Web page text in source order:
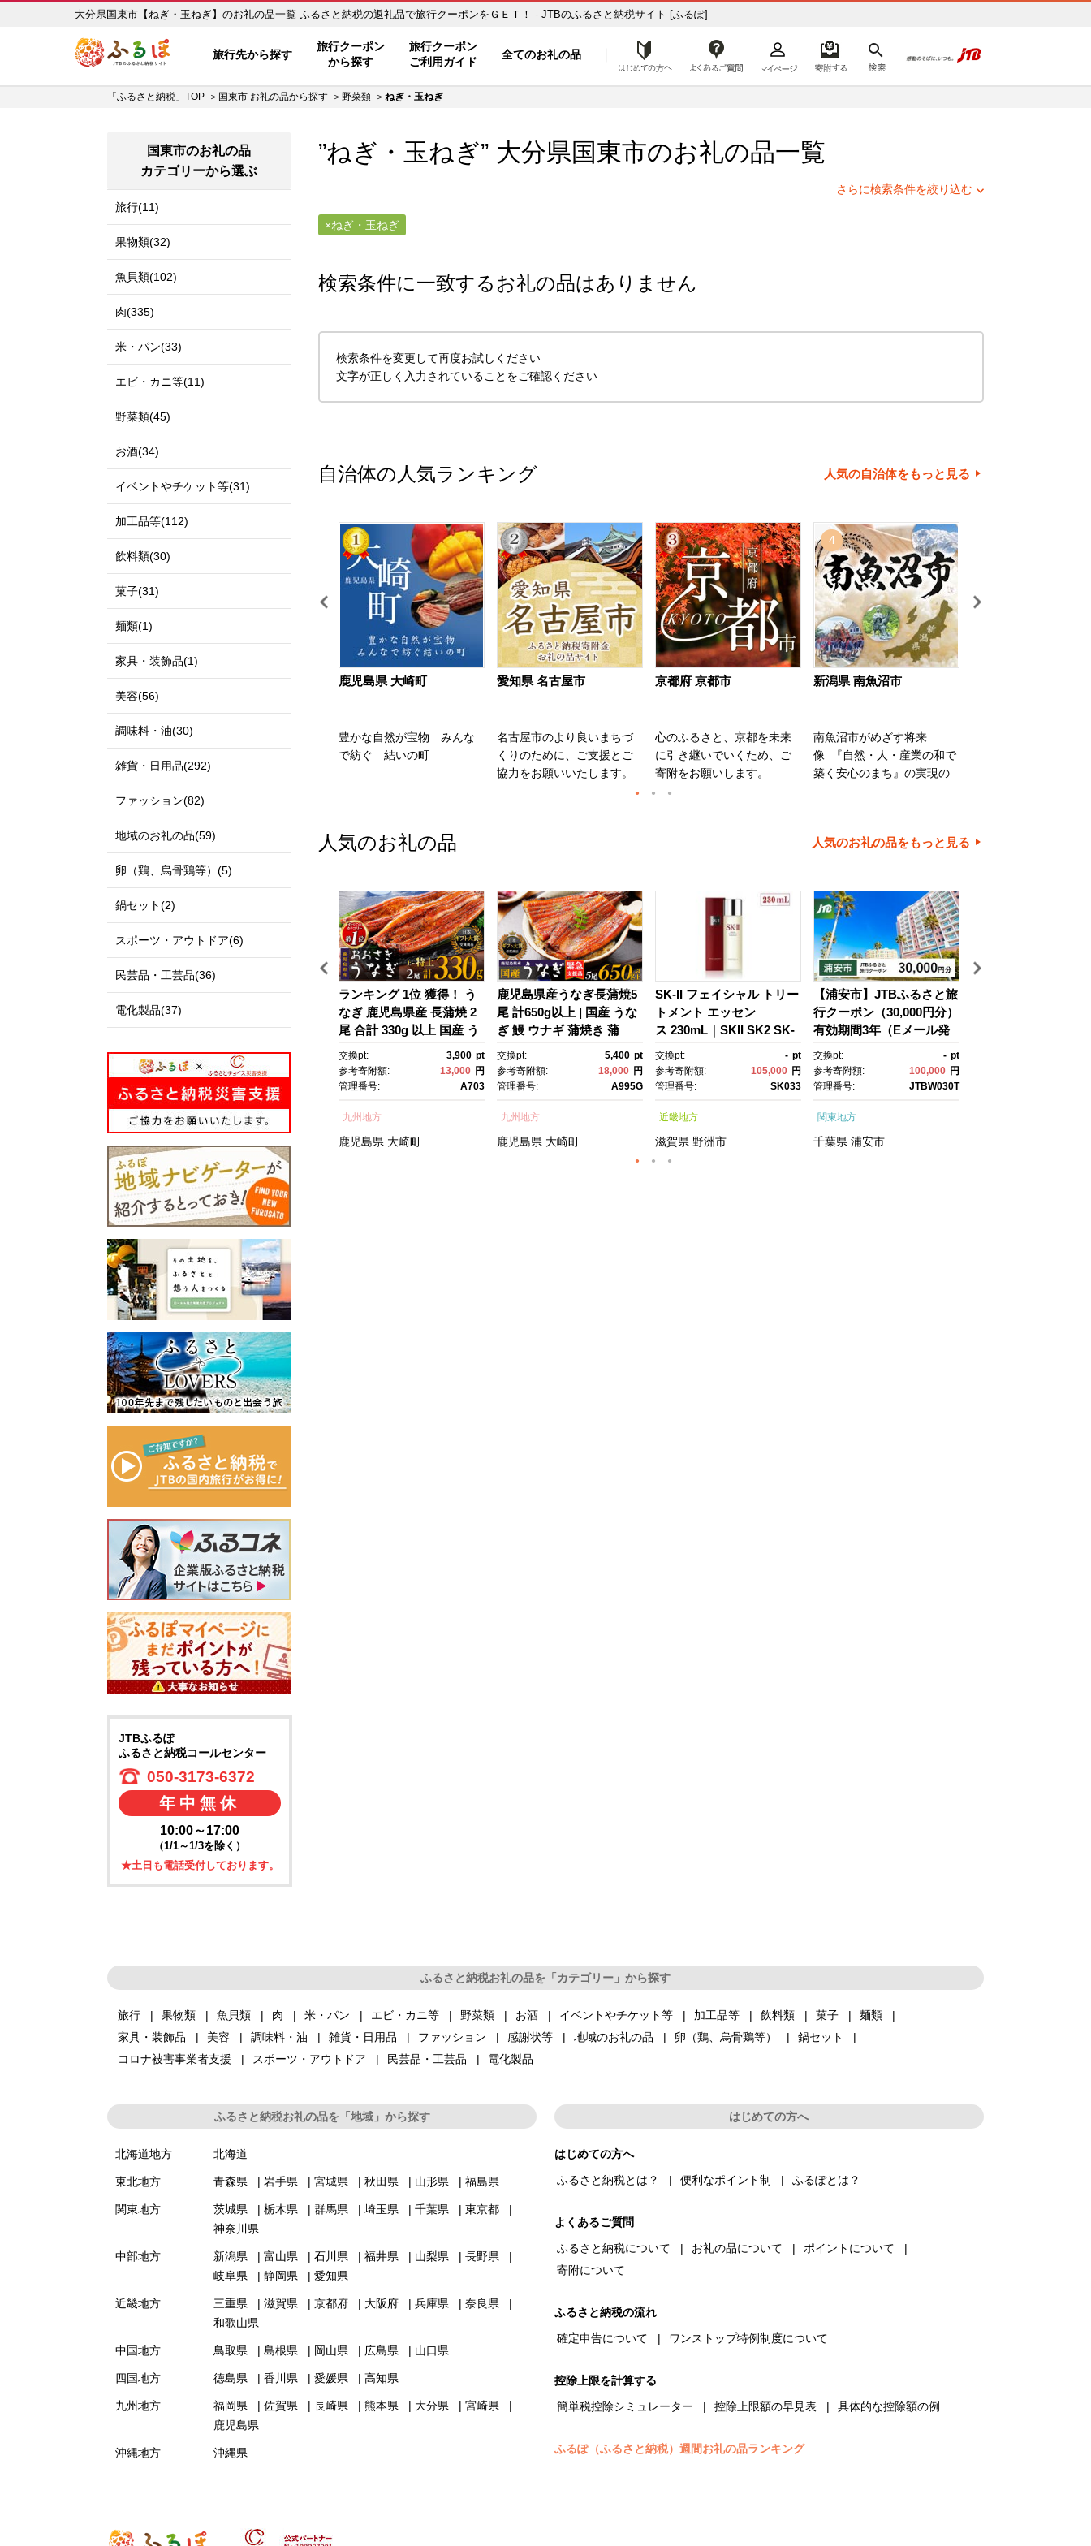
大分県国東市【ねぎ・玉ねぎ】のお礼の品一覧 ふるさと納税の返礼品で旅行クーポンをＧＥＴ！ - JTBのふるさと納税サイト [ふるぽ]
旅行先から探す
旅行クーポン
から探す
旅行クーポン
ご利用ガイド
全てのお礼の品 はじめての方へ
「ふるさと納税」TOP 国東市 お礼の品から探す 野菜類 ねぎ・玉ねぎ
”ねぎ・玉ねぎ” 大分県国東市のお礼の品一覧
さらに検索条件を絞り込む
ねぎ・玉ねぎ
検索条件に一致するお礼の品はありません
検索条件を変更して再度お試しください
文字が正しく入力されていることをご確認ください
自治体の人気ランキング 人気の自治体をもっと見る
私たちのまち北栄町は、鳥
口約14,000人の町です。
松の景色が美しい北条砂丘
を望む黒ぼく地帯の丘陵地
があり、豊かな自然に囲ま
この豊かな自然環境を生か
きょう、長芋などさまざま
ン」の作者である青山剛昌
が施されたコナン駅（JR由
良駅）や青山氏の思い出の
所蔵物や作品が展示された
青山剛昌ふるさと館をはじ
め、駅から青山剛昌ふるさ
と館までの約1.4kmを「コナ
ン通り」と名付け、キャラ
クターのブロンズ像やカラ
ーオブジェが点在するなど
「名探偵コナンに会えるま
ち」づくりを進めていま
町を応援していただけるみ
なさまと一緒に持続可能な
まちづくりを進めていきま
みなさまの応援をよろしく
12
宮城県 仙台市
伊達政宗公の城下町として
な都市空間が共存する杜の
発展にご支援とご協力をお
鹿児島県 大崎町
豊かな自然が宝物 みんな
で紡ぐ 結いの町
愛知県 名古屋市
名古屋市のより良いまちづ
くりのために、ご支援とご
協力をお願いいたします。
京都府 京都市
心のふるさと、京都を未来
に引き継いでいくため、ご
寄附をお願いします。
4
新潟県 南魚沼市
南魚沼市がめざす将来
像 『自然・人・産業の和で
築く安心のまち』の実現の
す。
人気のお礼の品 人気のお礼の品をもっと見る
【箱根町】JTBふるさと旅
行クーポン（Eメール発
行）（30,000円分） | 旅
ン クーポン 箱根町ふるさ
と納税 神奈川県ふるさと
納税 神奈川県 箱根町
30,000 pt
100,000 円
JTBW030T
びわ湖マラソン 2027 【滋
賀県外寄附者専用】ふるさ
と納税ランナー枠
交換pt:
参考寄附額:
管理番号:
近畿地方
ランキング 1位 獲得！ う
なぎ 鹿児島県産 長蒲焼 2
尾 合計 330g 以上 国産 う
なぎ 鰻 ウナギ 蒲焼き 蒲
焼 かばやき 魚 魚介 魚
貝 海鮮 うな重 ひつまぶ
気 おすすめ 鹿児島県 大崎
町 大隅半島 A703
交換pt: 3,900 pt
参考寄附額:
13,000 円
管理番号:
A703
九州地方
鹿児島県 大崎町
鹿児島県産うなぎ長蒲焼5
尾 計650g以上 | 国産 うな
ぎ 鰻 ウナギ 蒲焼き 蒲
焼 かばやき unagi うなぎ
蒲焼 土用丑の日 土用の丑
の日 丑の日 魚 魚介 魚
り ギフト 人気 おすす
め 鹿児島県 大崎町 大隅半
交換pt: 5,400 pt
参考寄附額:
18,000 円
管理番号:
A995G
九州地方
鹿児島県 大崎町
SK-II フェイシャル トリー
トメント エッセン
ス 230mL｜SKII SK2 SK-
2 SK エスケーツー エスケ
ーツ エスケｰ ピテラ スキ
ンケア 化粧品 ｺｽﾒ フェイ
センス フェイシャルトリ
ートメント トリートメン
交換pt: - pt
参考寄附額:
105,000 円
管理番号:
SK033
近畿地方
滋賀県 野洲市
【浦安市】JTBふるさと旅
行クーポン（30,000円分）
有効期間3年（Eメール発
行）｜旅行 トラベル 予
約 国内旅行 JTB 宿泊 観
光 体験 旅行券 宿泊券 旅
ット 子供 子連れ カップ
ル 家族 人気 おすすめ 旅
交換pt: - pt
参考寄附額:
100,000 円
管理番号:
JTBW030T
関東地方
千葉県 浦安市
国東市のお礼の品
カテゴリーから選ぶ
旅行(11)
果物類(32)
魚貝類(102)
肉(335)
米・パン(33)
エビ・カニ等(11)
野菜類(45)
お酒(34)
イベントやチケット等(31)
加工品等(112)
飲料類(30)
菓子(31)
麺類(1)
家具・装飾品(1)
美容(56)
調味料・油(30)
雑貨・日用品(292)
ファッション(82)
地域のお礼の品(59)
卵（鶏、烏骨鶏等）(5)
鍋セット(2)
スポーツ・アウトドア(6)
民芸品・工芸品(36)
電化製品(37)
JTBふるぽ
ふるさと納税コールセンター
050-3173-6372
年中無休
10:00～17:00
（1/1～1/3を除く）
★土日も電話受付しております。
ふるさと納税お礼の品を「カテゴリー」から探す
旅行 果物類 魚貝類 肉 米・パン エビ・カニ等 野菜類 お酒 イベントやチケット等 加工品等 飲料類 菓子
麺類
家具・装飾品
美容 調味料・油 雑貨・日用品 ファッション 感謝状等 地域のお礼の品 卵（鶏、烏骨鶏等）
鍋セット
コロナ被害事業者支援
スポーツ・アウトドア 民芸品・工芸品 電化製品
ふるさと納税お礼の品を「地域」から探す
北海道地方 北海道
東北地方 青森県 岩手県 宮城県 秋田県 山形県 福島県
関東地方 茨城県 栃木県 群馬県 埼玉県 千葉県
東京都
神奈川県
中部地方 新潟県 富山県 石川県 福井県 山梨県
長野県
岐阜県
静岡県 愛知県
近畿地方 三重県 滋賀県 京都府 大阪府 兵庫県
奈良県
和歌山県
中国地方 鳥取県 島根県 岡山県 広島県 山口県
四国地方 徳島県 香川県 愛媛県 高知県
九州地方 福岡県 佐賀県 長崎県 熊本県 大分県
宮崎県
鹿児島県
沖縄地方 沖縄県
はじめての方へ
はじめての方へ
ふるさと納税とは？
便利なポイント制 ふるぽとは？
よくあるご質問
ふるさと納税について
お礼の品について
ポイントについて
寄附について
ふるさと納税の流れ
確定申告について
ワンストップ特例制度について
控除上限を計算する
簡単税控除シミュレーター
控除上限額の早見表 具体的な控除額の例
ふるぽ（ふるさと納税）週間お礼の品ランキング